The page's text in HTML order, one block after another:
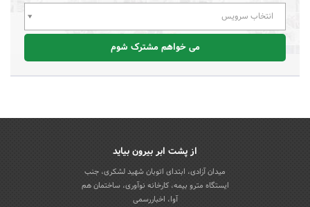
انتخاب سرویس
می خواهم مشترک شوم
از پشت ابر بیرون بیاید
میدان آزادی، ابتدای اتوبان شهید لشکری، جنب
ایستگاه مترو بیمه، کارخانه نوآوری، ساختمان هم
آوا، اخباررسمی